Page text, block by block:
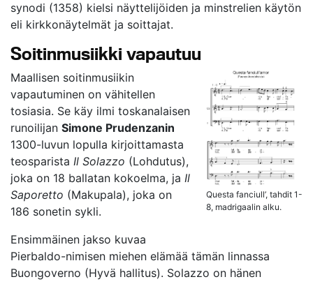
synodi (1358) kielsi näyttelijöiden ja minstrelien käytön
eli kirkkonäytelmät ja soittajat.
Soitinmusiikki vapautuu
Questa fanciull’, tahdit 1-
8, madrigaalin alku.
Maallisen soitinmusiikin
vapautuminen on vähitellen
tosiasia. Se käy ilmi toskanalaisen
runoilijan Simone Prudenzanin
1300-luvun lopulla kirjoittamasta
teosparista Il Solazzo (Lohdutus),
joka on 18 ballatan kokoelma, ja Il
Saporetto (Makupala), joka on
186 sonetin sykli.
Ensimmäinen jakso kuvaa
Pierbaldo-nimisen miehen elämää tämän linnassa
Buongoverno (Hyvä hallitus). Solazzo on hänen